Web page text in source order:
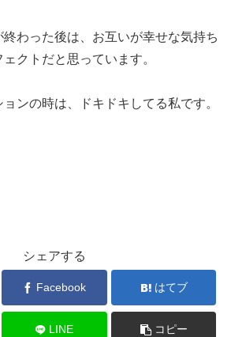
わった後は、お互いが幸せな気持ち
クトだと思っています。
ンの時は、ドキドキしてる私です。
シェアする
Facebook はてブ
LINE コピー